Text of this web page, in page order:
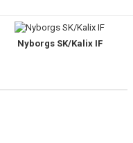
Nyborgs SK/Kalix IF